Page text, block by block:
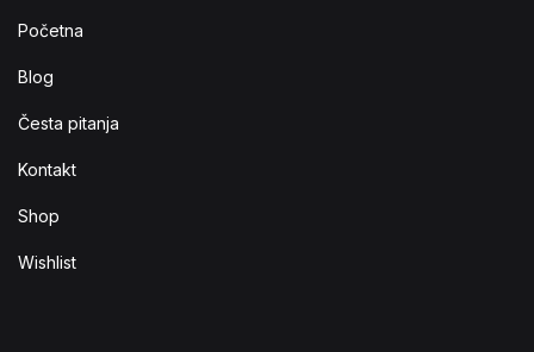
Početna
Blog
Česta pitanja
Kontakt
Shop
Wishlist